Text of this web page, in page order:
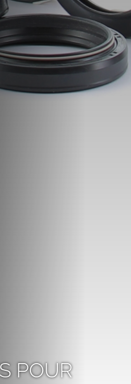
POUR